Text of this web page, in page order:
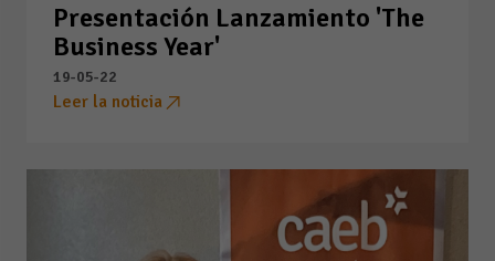
Presentación Lanzamiento 'The
Business Year'
19-05-22
Leer la noticia